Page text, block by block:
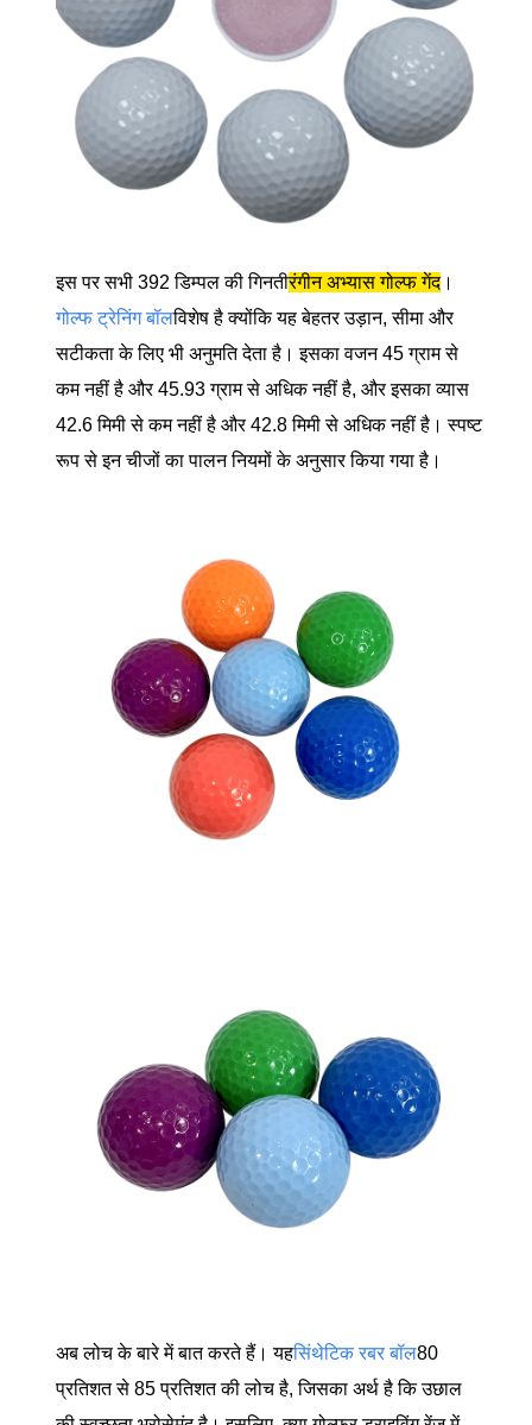
इस पर सभी 392 डिम्पल की गिनतीरंगीन अभ्यास गोल्फ गेंद।
गोल्फ ट्रेनिंग बॉलविशेष है क्योंकि यह बेहतर उड़ान, सीमा और
सटीकता के लिए भी अनुमति देता है। इसका वजन 45 ग्राम से
कम नहीं है और 45.93 ग्राम से अधिक नहीं है, और इसका व्यास
42.6 मिमी से कम नहीं है और 42.8 मिमी से अधिक नहीं है। स्पष्ट
रूप से इन चीजों का पालन नियमों के अनुसार किया गया है।
अब लोच के बारे में बात करते हैं। यहसिंथेटिक रबर बॉल80
प्रतिशत से 85 प्रतिशत की लोच है, जिसका अर्थ है कि उछाल